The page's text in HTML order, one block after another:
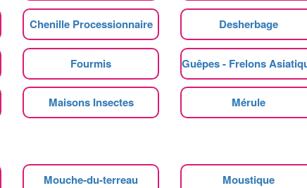
Chenille Processionnaire Desherbage
Fourmis Guêpes - Frelons
Maisons Insectes Mérule
Mouche-du-terreau Moustique